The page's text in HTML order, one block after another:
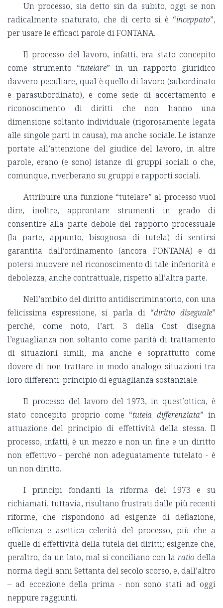
Un processo, sia detto sin da subito, oggi se non
radicalmente snaturato, che di certo si è “inceppato”,
per usare le efficaci parole di FONTANA.
Il processo del lavoro, infatti, era stato concepito
come strumento “tutelare” in un rapporto giuridico
davvero peculiare, qual è quello di lavoro (subordinato
e parasubordinato), e come sede di accertamento e
riconoscimento di diritti che non hanno una
dimensione soltanto individuale (rigorosamente legata
alle singole parti in causa), ma anche sociale. Le istanze
portate all’attenzione del giudice del lavoro, in altre
parole, erano (e sono) istanze di gruppi sociali o che,
comunque, riverberano su gruppi e rapporti sociali.
Attribuire una funzione “tutelare” al processo vuol
dire, inoltre, approntare strumenti in grado di
consentire alla parte debole del rapporto processuale
(la parte, appunto, bisognosa di tutela) di sentirsi
garantita dall’ordinamento (ancora FONTANA) e di
potersi muovere nel riconoscimento di tale inferiorità e
debolezza, anche contrattuale, rispetto all’altra parte.
Nell’ambito del diritto antidiscriminatorio, con una
felicissima espressione, si parla di “diritto diseguale”
perché, come noto, l’art. 3 della Cost. disegna
l’eguaglianza non soltanto come parità di trattamento
di situazioni simili, ma anche e soprattutto come
dovere di non trattare in modo analogo situazioni tra
loro differenti: principio di eguaglianza sostanziale.
Il processo del lavoro del 1973, in quest’ottica, è
stato concepito proprio come “tutela differenziata” in
attuazione del principio di effettività della stessa. Il
processo, infatti, è un mezzo e non un fine e un diritto
non effettivo - perché non adeguatamente tutelato - è
un non diritto.
I principi fondanti la riforma del 1973 e su
richiamati, tuttavia, risultano frustrati dalle più recenti
riforme, che rispondono ad esigenze di deflazione,
efficienza e asettica celerità del processo, più che a
quelle di effettività della tutela dei diritti; esigenze che,
peraltro, da un lato, mal si conciliano con la ratio della
norma degli anni Settanta del secolo scorso, e, dall’altro
– ad eccezione della prima - non sono stati ad oggi
neppure raggiunti.